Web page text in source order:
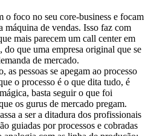
o foco no seu core-business e focam
máquina de vendas. Isso faz com
mais parecem um call center em
do que uma empresa original que se
de mercado.
as pessoas se apegam ao processo
o processo é o que dita tudo, é
basta seguir o que foi
os gurus de mercado pregam.
a ser a ditadura dos profissionais
guiadas por processos e cobradas